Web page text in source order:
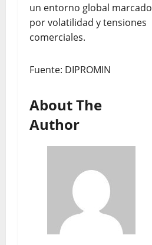
un entorno global marcado
por volatilidad y tensiones
comerciales.
Fuente: DIPROMIN
About The
Author